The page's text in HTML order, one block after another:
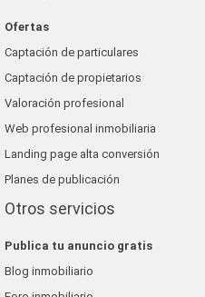
Ofertas
Captación de particulares
Captación de propietarios
Valoración profesional
Web profesional inmobiliaria
Landing page alta conversión
Planes de publicación
Otros servicios
Publica tu anuncio gratis
Blog inmobiliario